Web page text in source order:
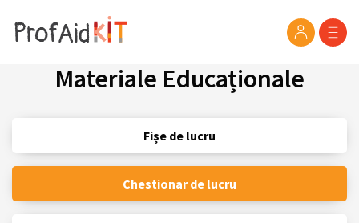
Materiale Educaționale
Fișe de lucru
Chestionar de lucru